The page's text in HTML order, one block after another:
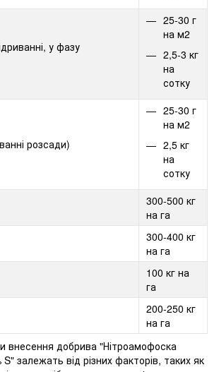
у фазу
25-30 г
на м2
2,5-3 кг
на
сотку
розсади)
25-30 г
на м2
2,5 кг
на
сотку
300-500 кг
на га
300-400 кг
на га
100 кг на
га
200-250 кг
на га
внесення добрива "Нітроамофоска
залежать від різних факторів, таких як